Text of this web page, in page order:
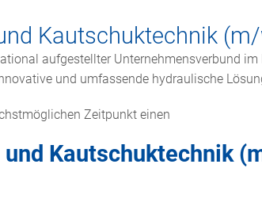
Kautschuktechnik
aufgestellter Unternehmensverbund
und umfassende hydraulische
Zeitpunkt einen
Kautschuktechnik